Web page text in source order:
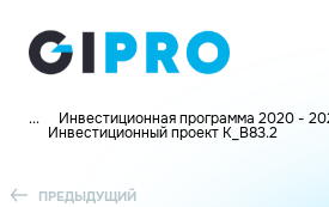
... Инвестиционная программа 2020 -
Инвестиционный проект K_В83.2
ПРЕДЫДУЩИЙ